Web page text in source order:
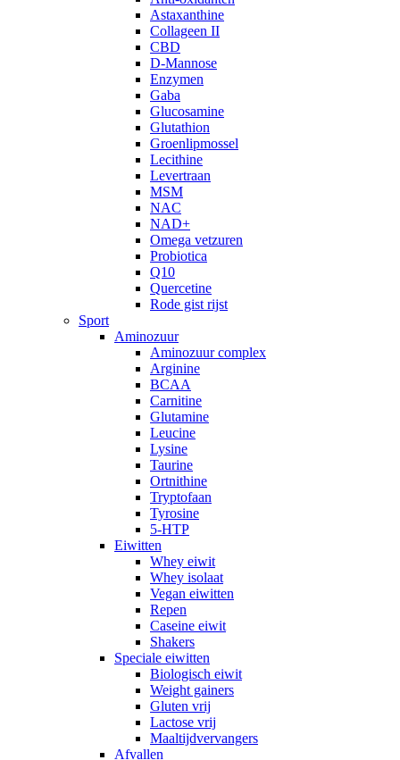
Astaxanthine
Collageen II
CBD
D-Mannose
Enzymen
Gaba
Glucosamine
Glutathion
Groenlipmossel
Lecithine
Levertraan
MSM
NAC
NAD+
Omega vetzuren
Probiotica
Q10
Quercetine
Rode gist rijst
Sport
Aminozuur
Aminozuur complex
Arginine
BCAA
Carnitine
Glutamine
Leucine
Lysine
Taurine
Ortnithine
Tryptofaan
Tyrosine
5-HTP
Eiwitten
Whey eiwit
Whey isolaat
Vegan eiwitten
Repen
Caseine eiwit
Shakers
Speciale eiwitten
Biologisch eiwit
Weight gainers
Gluten vrij
Lactose vrij
Maaltijdvervangers
Afvallen